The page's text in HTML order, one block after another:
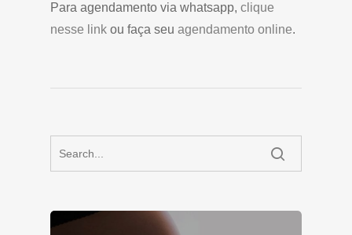
Para agendamento via whatsapp, clique
nesse link ou faça seu agendamento online.